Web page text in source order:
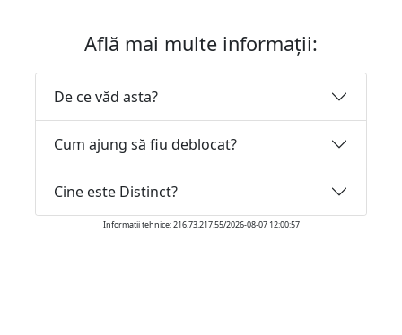
Află mai multe informații:
De ce văd asta?
Cum ajung să fiu deblocat?
Cine este Distinct?
Informatii tehnice: 216.73.217.55/2026-08-07 12:00:57